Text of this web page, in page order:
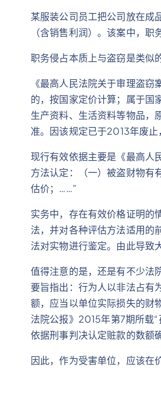
某服装公司员工把公司放在成
（含销售利润）。该案中，
职务侵占本质上与盗窃是类似
《最高人民法院关于审理盗
的，按国家定价计算；属于国
生产资料、生活资料等物品，
准。因该规定已于2013年废止
现行有效依据主要是《最高人
方法认定：（一）被盗财物有
估价；……”
实务中，存在有效价格证明
法，并对各种评估方法适用的
法对实物进行鉴定。由此导致
值得注意的是，还是有不少
要旨指出：行为人以非法占有
额，应当以单位实际损失的财
法院公报》2015年第7期所载
依据刑事判决认定赃款的数额
因此，作为受害单位，应该在